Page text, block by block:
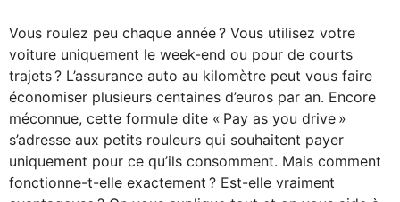
Vous roulez peu chaque année ? Vous utilisez votre
voiture uniquement le week-end ou pour de courts
trajets ? L’assurance auto au kilomètre peut vous faire
économiser plusieurs centaines d’euros par an. Encore
méconnue, cette formule dite « Pay as you drive »
s’adresse aux petits rouleurs qui souhaitent payer
uniquement pour ce qu’ils consomment. Mais comment
fonctionne-t-elle exactement ? Est-elle vraiment